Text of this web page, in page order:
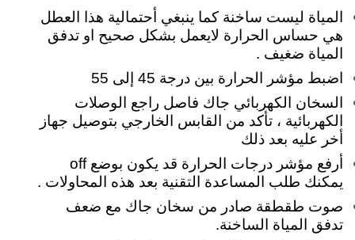
المياة ليست ساخنة كما ينبغي أحتمالية هذا العطل
هي حساس الحرارة لايعمل بشكل صحيح او تدفق
المياة ضغيف .
اضبط مؤشر الحرارة بين درجة 45 إلى 55
السخان الكهربائي جاك فاصل راجع الوصلات
الكهربائية ، تأكد من القابس الخارجي بتوصيل جهاز
أخر عليه بعد ذلك
أرفع مؤشر درجات الحرارة قد يكون بوضع off
يمكنك طلب المساعدة التقنية بعد هذه المحاولات .
صوت طقطقة صادر من سخان جاك مع ضعف
تدفق المياة الساخنة.